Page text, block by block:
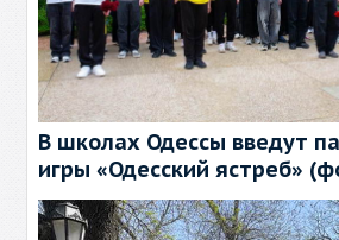
В школах Одессы введут
игры «Одесский ястреб»